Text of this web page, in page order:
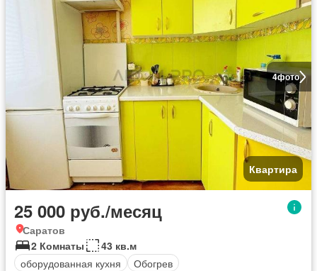
4фото
Квартира
25 000 руб./месяц
Саратов
2 Комнаты
43 кв.м
оборудованная кухня
Обогрев